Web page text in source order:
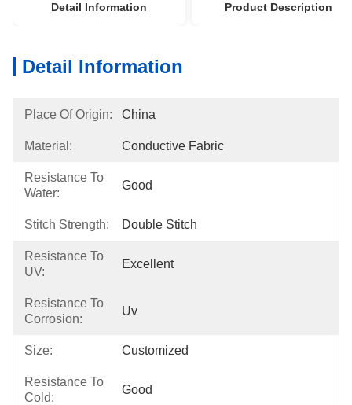
Detail Information Product Description
Detail Information
Place Of Origin: China
Material: Conductive Fabric
Resistance To
Water:
Good
Stitch Strength: Double Stitch
Resistance To
UV:
Excellent
Resistance To
Corrosion:
Uv
Size: Customized
Resistance To
Cold:
Good